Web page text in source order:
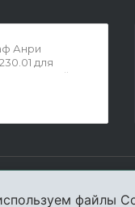
Анри
для
угловой
файлы